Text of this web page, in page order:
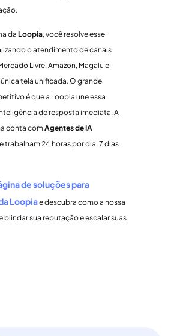
da Loopia, você resolve esse
o atendimento de canais
Livre, Amazon, Magalu e
tela unificada. O grande
é que a Loopia une essa
de resposta imediata. A
conta comAgentes de IA
trabalham 24 horas por dia, 7 dias
de soluções para
Loopiae descubra como a nossa
sua reputação e escalar suas